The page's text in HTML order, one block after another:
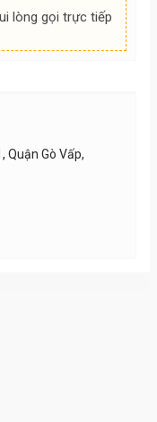
lòng gọi trực tiếp
Quận Gò Vấp,